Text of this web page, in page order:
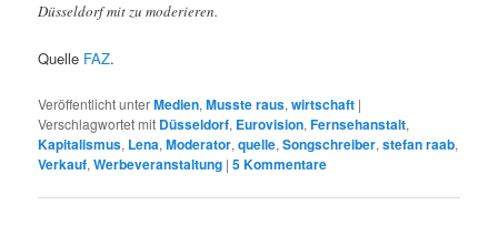
Düsseldorf mit zu moderieren.
Quelle FAZ.
Veröffentlicht unterMedien,Musste raus,wirtschaft |
Verschlagwortet mit Düsseldorf, Eurovision,Fernsehanstalt,
Kapitalismus, Lena,Moderator,quelle,Songschreiber,stefan raab,
Verkauf,Werbeveranstaltung |5Kommentare